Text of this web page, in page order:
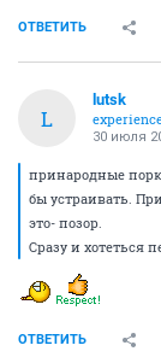
ОТВЕТИТЬ
L
lutsk
30 июля
принародные
бы устраивать.
это- позор.
Сразу и хотеться
ОТВЕТИТЬ